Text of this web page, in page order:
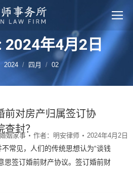
2024年4月2日
您的位置：
2024 四月 02
前对房产归属签订协
封？
婚姻家事 作者： 明安律师 2024年4月2日
常见，人们的传统思想认为“谈钱
思签订婚前财产协议。签订婚前财